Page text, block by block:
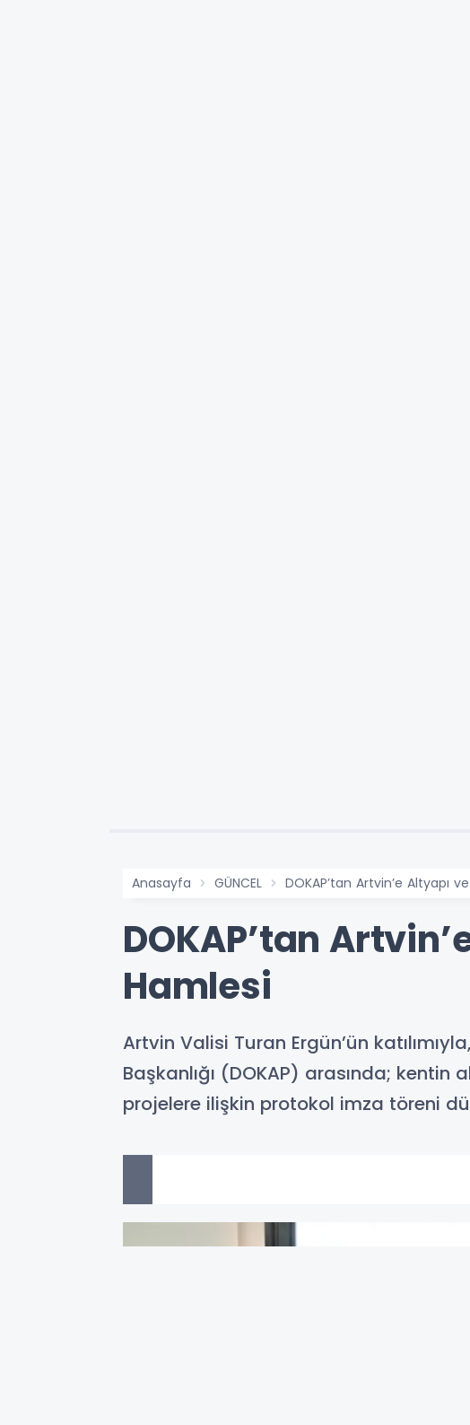
Anasayfa GÜNCEL DOKAP’tan Artvin’e Altyapı
DOKAP’tan
Hamlesi
Artvin Valisi Turan Ergün’ün
Başkanlığı (DOKAP) arasında;
projelere ilişkin protokol imza töreni